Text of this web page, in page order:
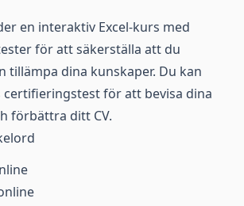
en interaktiv Excel-kurs med
för att säkerställa att du
tillämpa dina kunskaper. Du kan
certifieringstest för att bevisa dina
förbättra ditt CV.